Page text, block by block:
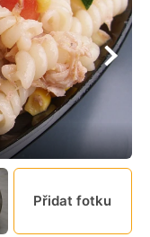
Přidat fotku